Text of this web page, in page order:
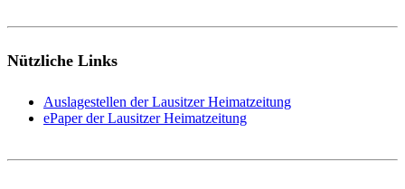
Nützliche Links
Auslagestellen der Lausitzer Heimatzeitung
ePaper der Lausitzer Heimatzeitung